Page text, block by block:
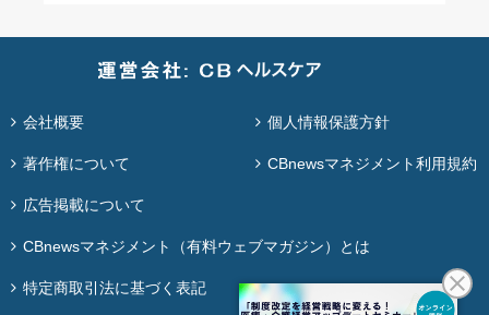
会社概要 個人情報保護方針
著作権について CBnewsマネジメント利用規約
広告掲載について
CBnewsマネジメント（有料ウェブマガジン）とは
特定商取引法に基づく表記